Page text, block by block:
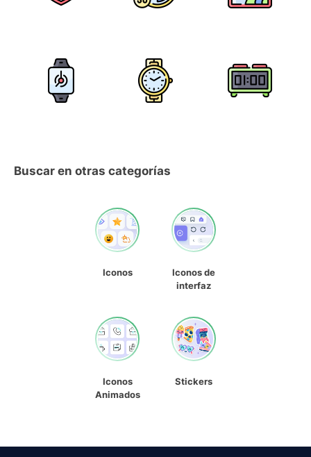
Buscar en otras categorías
Iconos
Iconos de
interfaz
Iconos
Animados
Stickers